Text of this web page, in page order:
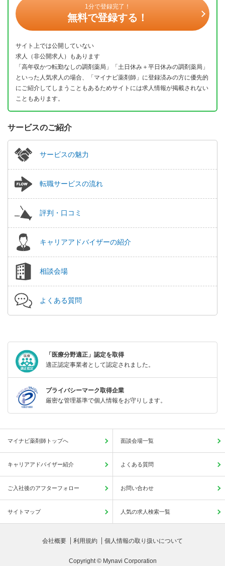
1分で登録完了！
無料で登録する！
サイト上では公開していない
求人（非公開求人）もあります
「高年収かつ転勤なしの調剤薬局」「土日休み＋平日休みの調剤薬局」
といった人気求人の場合、「マイナビ薬剤師」に登録済みの方に優先的
にご紹介してしまうこともあるためサイトには求人情報が掲載されない
こともあります。
サービスのご紹介
サービスの魅力
転職サービスの流れ
評判・口コミ
キャリアアドバイザーの紹介
相談会場
よくある質問
「医療分野適正」認定を取得
適正認定事業者として認定されました。
プライバシーマーク取得企業
厳密な管理基準で個人情報をお守りします。
マイナビ薬剤師トップへ 面談会場一覧
キャリアアドバイザー紹介 よくある質問
ご入社後のアフターフォロー お問い合わせ
サイトマップ 人気の求人検索一覧
会社概要 利用規約 個人情報の取り扱いについて
Copyright © Mynavi Corporation